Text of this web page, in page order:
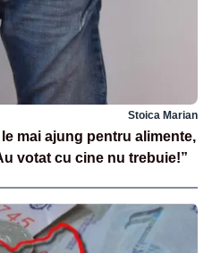
Stoica Marian
mai ajung pentru alimente,
votat cu cine nu trebuie!”